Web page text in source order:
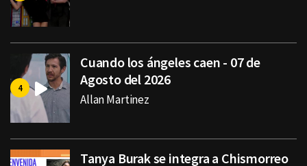
Cuando los ángeles caen - 07 de
Agosto del 2026
Allan Martinez
Tanya Burak se integra a Chismorreo